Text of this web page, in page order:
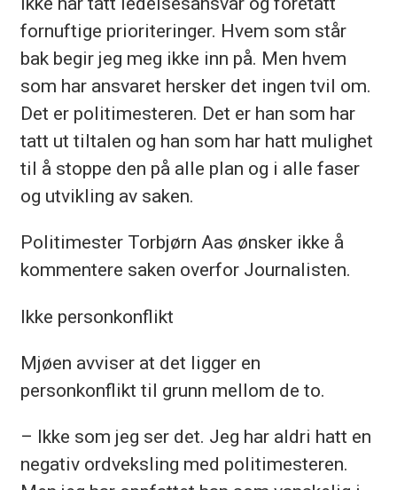
fornuftige prioriteringer. Hvem som står
bak begir jeg meg ikke inn på. Men hvem
som har ansvaret hersker det ingen tvil om.
Det er politimesteren. Det er han som har
tatt ut tiltalen og han som har hatt mulighet
til å stoppe den på alle plan og i alle faser
og utvikling av saken.
Politimester Torbjørn Aas ønsker ikke å
kommentere saken overfor Journalisten.
Ikke personkonflikt
Mjøen avviser at det ligger en
personkonflikt til grunn mellom de to.
– Ikke som jeg ser det. Jeg har aldri hatt en
negativ ordveksling med politimesteren.